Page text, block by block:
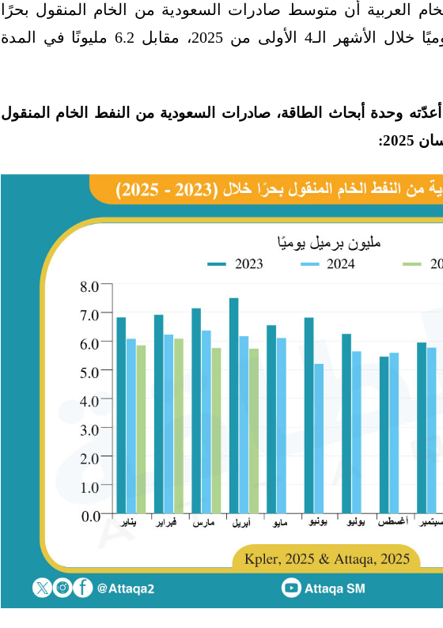
العربية أن متوسط صادرات السعودية من الخام المنقول بحرًا
تراجع إلى 5.85 مليون برميل يوميًا خلال الأشهر الـ4 الأولى من 2025، مقابل 6.2 مليونًا في المدة
أعدّته وحدة أبحاث الطاقة، صادرات السعودية من النفط الخام المنقول